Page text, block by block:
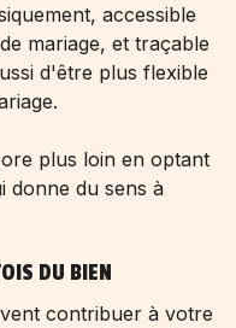
accessible
mariage, et traçable
d'être plus flexible
.
plus loin en optant
donne du sens à
DU BIEN
contribuer à votre